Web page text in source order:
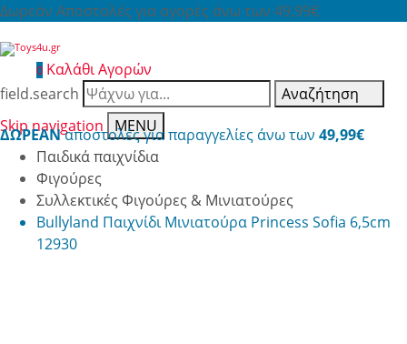
Δωρεάν Αποστολές για αγορές άνω των 49,99€
0 Καλάθι Αγορών
field.search
Αναζήτηση
Skip navigation
MENU
ΔΩΡΕΑΝαποστολές για παραγγελίες άνω των 49,99€
Παιδικά παιχνίδια
Φιγούρες
Συλλεκτικές Φιγούρες & Μινιατούρες
Bullyland Παιχνίδι Μινιατούρα Princess Sofia 6,5cm
12930